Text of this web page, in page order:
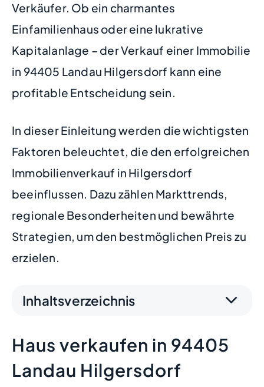
Verkäufer. Ob ein charmantes
Einfamilienhaus oder eine lukrative
Kapitalanlage – der Verkauf einer Immobilie
in 94405 Landau Hilgersdorf kann eine
profitable Entscheidung sein.
In dieser Einleitung werden die wichtigsten
Faktoren beleuchtet, die den erfolgreichen
Immobilienverkauf in Hilgersdorf
beeinflussen. Dazu zählen Markttrends,
regionale Besonderheiten und bewährte
Strategien, um den bestmöglichen Preis zu
erzielen.
Inhaltsverzeichnis
Haus verkaufen in 94405
Landau Hilgersdorf